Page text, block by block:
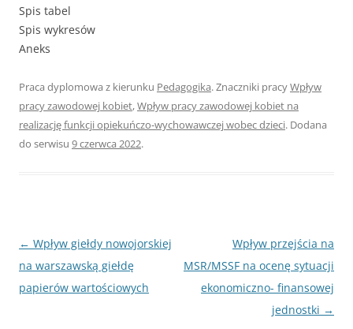
Spis tabel
Spis wykresów
Aneks
Praca dyplomowa z kierunku Pedagogika. Znaczniki pracyWpływ
pracy zawodowej kobiet,Wpływ pracy zawodowej kobiet na
realizację funkcji opiekuńczo-wychowawczej wobec dzieci. Dodana
do serwisu 9 czerwca 2022.
Nawigacja
wpisu
← Wpływ giełdy nowojorskiej
na warszawską giełdę
papierów wartościowych
Wpływ przejścia na
MSR/MSSF na ocenę sytuacji
ekonomiczno- finansowej
jednostki →